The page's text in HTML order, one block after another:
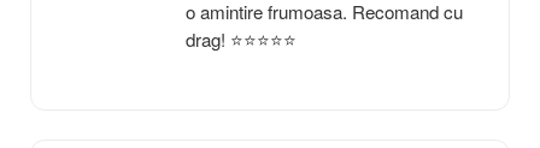
o amintire frumoasa. Recomand cu
drag! ⭐⭐⭐⭐⭐